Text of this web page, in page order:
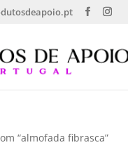
“almofada fibrasca”